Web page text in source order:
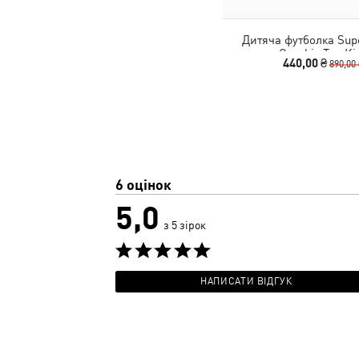
Дитяча футболка
Graphic Tee
440,00 ₴890,00
6 оцінок
5,0 з 5 зірок
НАПИСАТИ ВІДГУК